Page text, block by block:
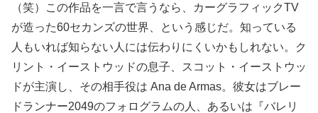
（笑）この作品を一言で言うなら、カーグラフィックTV
が造った60セカンズの世界、という感じだ。知っている
人もいれば知らない人には伝わりにくいかもしれない。ク
リント・イーストウッドの息子、スコット・イーストウッ
ドが主演し、その相手役は Ana de Armas。彼女はブレー
ドランナー2049のフォログラムの人、あるいは『バレリ